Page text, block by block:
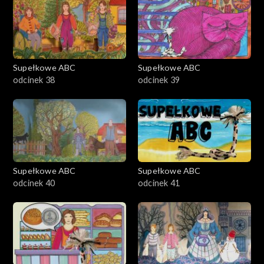
Supełkowe ABC
odcinek 38
Supełkowe ABC
odcinek 39
Supełkowe ABC
odcinek 40
Supełkowe ABC
odcinek 41